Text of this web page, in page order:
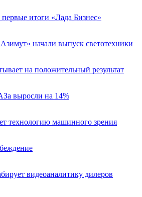
итоги «Лада Бизнес»
начали выпуск светотехники
на положительный результат
выросли на 14%
технологию машинного зрения
видеоаналитику дилеров